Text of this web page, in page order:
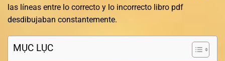
las líneas entre lo correcto y lo incorrecto libro pdf
desdibujaban constantemente.
MỤC LỤC